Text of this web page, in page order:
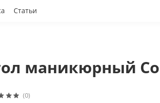
Статьи
(0)
маникюрный